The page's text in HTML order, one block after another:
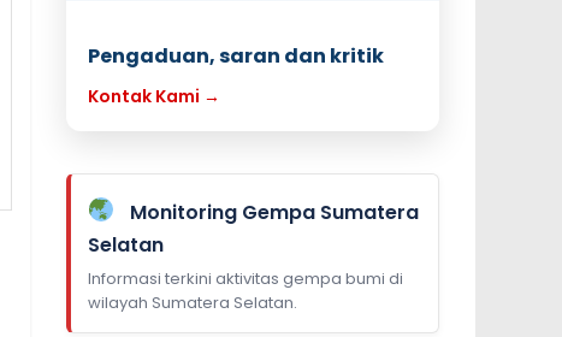
Pengaduan, saran dan kritik
Kontak Kami →
Monitoring Gempa Sumatera
Selatan
Informasi terkini aktivitas gempa bumi di
wilayah Sumatera Selatan.